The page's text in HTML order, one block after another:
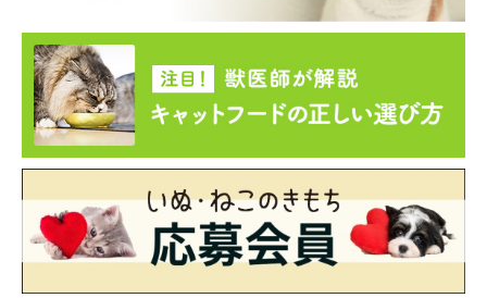
③「環境の変化を嫌う猫の習性に合わない」